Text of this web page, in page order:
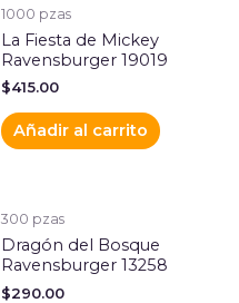
1000 pzas
La Fiesta de Mickey
Ravensburger 19019
$415.00
Añadir al carrito
300 pzas
Dragón del Bosque
Ravensburger 13258
$290.00